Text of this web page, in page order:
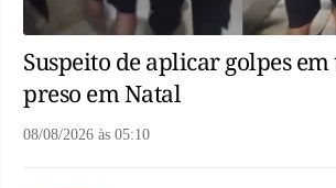
Suspeito de aplicar golpes
preso em Natal
08/08/2026 às 05:10